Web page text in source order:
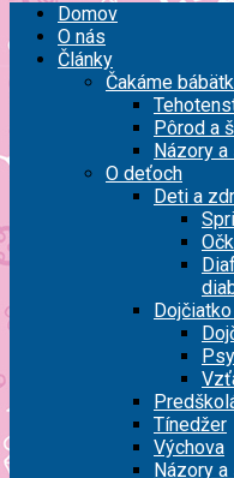
Domov
O nás
Články
Čakáme
Pôrod a
Názory
O deťoch
Deti a
Tínedžer
Výchova
Názory